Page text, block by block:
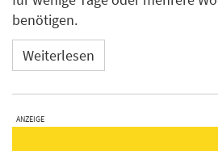
benötigen.
Weiterlesen
ANZEIGE